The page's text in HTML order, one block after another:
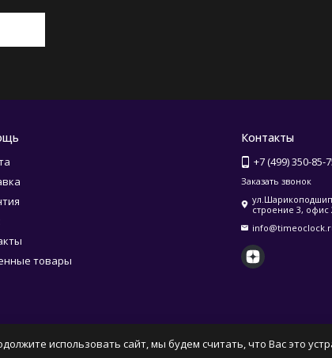
товары
Контакты
+7 (499) 350-85-
Заказать звонок
строение 3, офис
использовать сайт, мы будем считать, что Вас это